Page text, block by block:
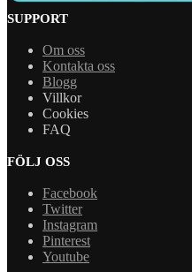
SUPPORT
Om oss
Kontakta oss
Blogg
Villkor
Cookies
FAQ
FÖLJ OSS
Facebook
Twitter
Instagram
Pinterest
Youtube